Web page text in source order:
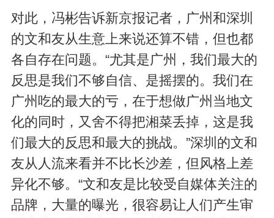
对此，冯彬告诉新京报记者，广州和深圳
的文和友从生意上来说还算不错，但也都
各自存在问题。“尤其是广州，我们最大的
反思是我们不够自信、是摇摆的。我们在
广州吃的最大的亏，在于想做广州当地文
化的同时，又舍不得把湘菜丢掉，这是我
们最大的反思和最大的挑战。”深圳的文和
友从人流来看并不比长沙差，但风格上差
异化不够。“文和友是比较受自媒体关注的
品牌，大量的曝光，很容易让人们产生审